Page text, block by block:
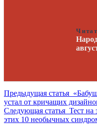
Предыдущая статья
устал от кричащих
Следующая статья Тест на
этих 10 необычных